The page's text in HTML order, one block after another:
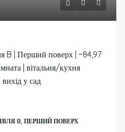
B | Перший поверх | ~84,97
| вітальня/кухня
у сад
B, ПЕРШИЙ ПОВЕРХ